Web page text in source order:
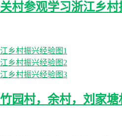
村参观学习浙江乡村
村，余村，刘家